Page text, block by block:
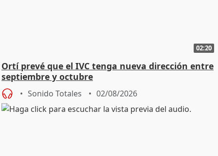
02:20
Ortí prevé que el IVC tenga nueva dirección entre
septiembre y octubre
Sonido Totales 02/08/2026